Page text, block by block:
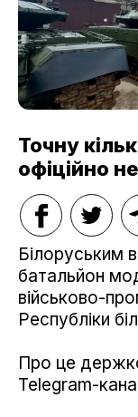
Точну
офіційно
Білоруським
батальйон
військово-
Республіки
Про це
Telegram-